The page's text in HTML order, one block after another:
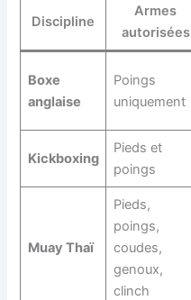
Discipline
Armes
autorisées
Boxe
anglaise
Poings
uniquement
Kickboxing
Pieds et
poings
Muay Thaï
Pieds,
poings,
coudes,
genoux,
clinch